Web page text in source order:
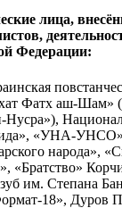
лица,
Федерации:
Фатх аш-Шам»
Нусра»),
«УНА-
народа»,
«Братство»
им. Степана
18», Дуров